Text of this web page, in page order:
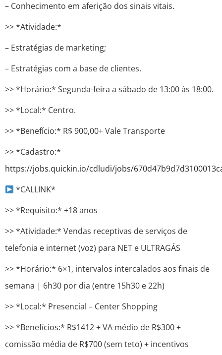
– Conhecimento em aferição dos sinais vitais.
>> *Atividade:*
– Estratégias de marketing;
– Estratégias com a base de clientes.
>> *Horário:* Segunda-feira a sábado de 13:00 às 18:00.
>> *Local:* Centro.
>> *Benefício:* R$ 900,00+ Vale Transporte
>> *Cadastro:*
https://jobs.quickin.io/cdludi/jobs/
*CALLINK*
>> *Requisito:* +18 anos
>> *Atividade:* Vendas receptivas de serviços de
telefonia e internet (voz) para NET e ULTRAGÁS
>> *Horário:* 6×1, intervalos intercalados aos finais de
semana | 6h30 por dia (entre 15h30 e 22h)
>> *Local:* Presencial – Center Shopping
>> *Benefícios:* R$1412 + VA médio de R$300 +
comissão média de R$700 (sem teto) + incentivos